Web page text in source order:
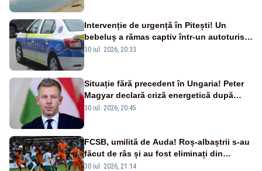
Intervenție de urgență în Pitești! Un
bebeluș a rămas captiv într-un autoturism
din cauza unei defecțiuni
30 iul. 2026, 20:33
Situație fără precedent în Ungaria! Peter
Magyar declară criză energetică după
oprirea centralei de la Paks
30 iul. 2026, 20:45
FCSB, umilită de Auda! Roș-albaștrii s-au
făcut de râs și au fost eliminați din
Conference League
30 iul. 2026, 21:14